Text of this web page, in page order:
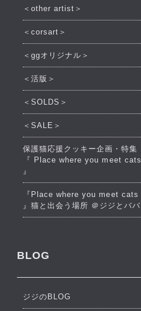
＜other artist＞
＜corsart＞
＜ggオリジナル＞
＜活版＞
＜SOLDS＞
＜SALE＞
保護猫応援クッキー企画・特集
『 Place where you meet cats
』
『Place where you meet cats
』猫と出会う場所 ＠ジジとババ
BLOG
ジジのBLOG